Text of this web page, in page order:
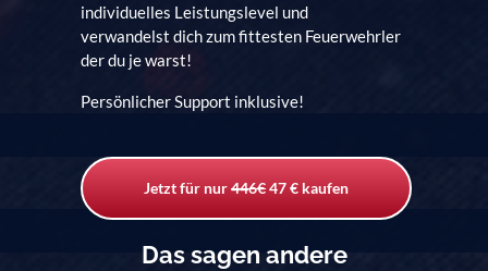
individuelles Leistungslevel und
verwandelst dich zum fittesten Feuerwehrler
der du je warst!
Persönlicher Support inklusive!
Jetzt für nur446€47 € kaufen
Das sagen andere